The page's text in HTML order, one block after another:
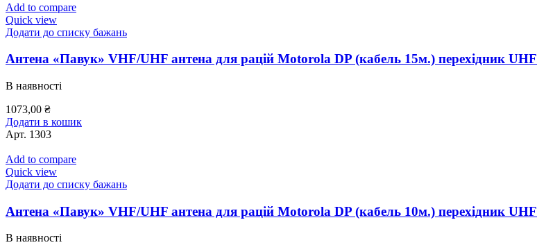
Add to compare
Quick view
Додати до списку бажань
Антена «Павук» VHF/UHF антена для рацій Motorola DP (кабель 15м.) перехідник UHF
В наявності
1073,00 ₴
Додати в кошик
Арт. 1303
Add to compare
Quick view
Додати до списку бажань
Антена «Павук» VHF/UHF антена для рацій Motorola DP (кабель 10м.) перехідник UHF
В наявності